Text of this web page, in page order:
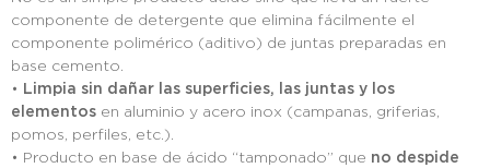
componente de detergente que elimina fácilmente el
componente polimérico (aditivo) de juntas preparadas en
base cemento.
• Limpia sin dañar las superficies, las juntas y los
elementos en aluminio y acero inox (campanas, griferias,
pomos, perfiles, etc.).
• Producto en base de ácido “tamponado” que no despide